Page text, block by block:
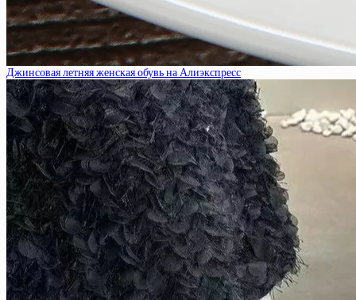
Джинсовая летняя женская обувь на Алиэкспресс